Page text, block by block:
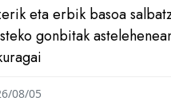
eta erbik basoa
gonbitak
08/05